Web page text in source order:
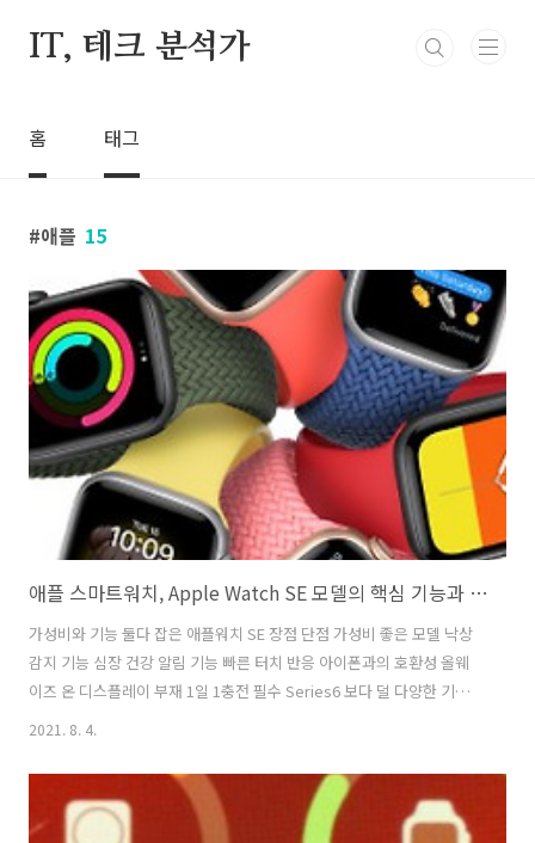
IT, 테크 분석가
홈 태그
애플 15
애플 스마트워치, Apple Watch SE 모델의 핵심 기능과 장단점
가성비와 기능 둘다 잡은 애플워치 SE 장점 단점 가성비 좋은 모델 낙상
감지 기능 심장 건강 알림 기능 빠른 터치 반응 아이폰과의 호환성 올웨
이즈 온 디스플레이 부재 1일 1충전 필수 Series6 보다 덜 다양한 기능
빠른 정보 처리 속도와 디스플레이 Apple Watch를 처음 사용하거나 시
손목만 까딱하면 깨울 수 있고 디지털 크라운을 사용하여 쉽게 탐색할 수
있으며 대낮에 쉽게 볼 수 있다는 것만 알면 됩니다. 애플이 시리즈 4에서
처음 선보인 2가지 크기(40mm, 44mm)와 더 슬림한 베젤로 이전 애플
2021. 8. 4.